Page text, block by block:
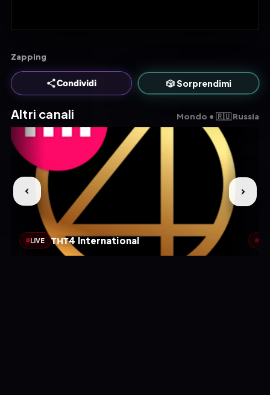
Zapping
Condividi 🎲 Sorprendimi
Altri canali Mondo • 🇷🇺 Russia
LIVE ТНТ4 International